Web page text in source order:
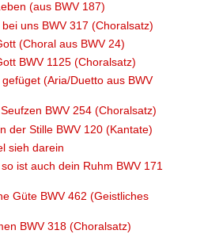
(aus BWV 187)
uns BWV 317 (Choralsatz)
(Choral aus BWV 24)
BWV 1125 (Choralsatz)
(Aria/Duetto aus BWV
BWV 254 (Choralsatz)
der Stille BWV 120 (Kantate)
sieh darein
ist auch dein Ruhm BWV 171
Güte BWV 462 (Geistliches
BWV 318 (Choralsatz)